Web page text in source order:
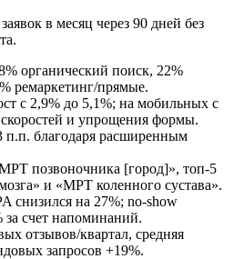
в месяц через 90 дней без
органический поиск, 22%
ремаркетинг/прямые.
с 2,9% до 5,1%; на мобильных с
скоростей и упрощения формы.
п.п. благодаря расширенным
позвоночника [город]», топ‑5
и «МРТ коленного сустава».
снизился на 27%; no‑show
счет напоминаний.
отзывов/квартал, средняя
запросов +19%.